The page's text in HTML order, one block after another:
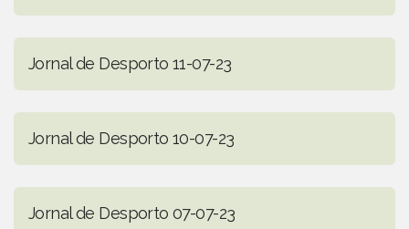
Jornal de Desporto 11-07-23
Jornal de Desporto 10-07-23
Jornal de Desporto 07-07-23